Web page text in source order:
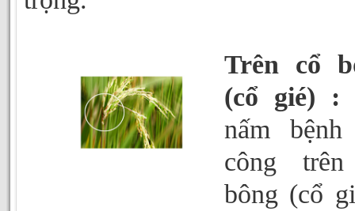
Trên cổ
(cổ gié) :
nấm bệnh
công
bông (cổ